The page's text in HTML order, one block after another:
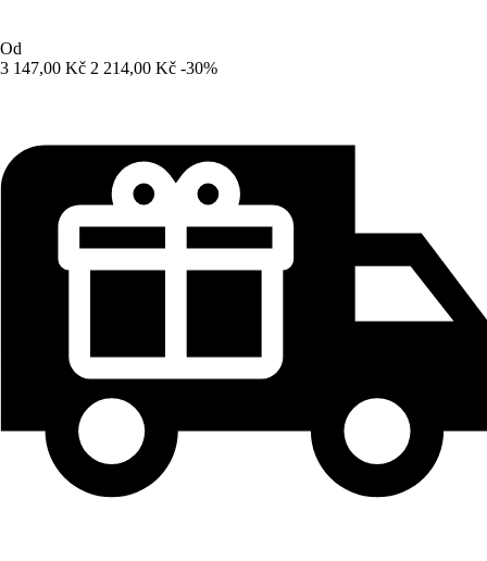
Od
3 147,00 Kč 2 214,00 Kč -30%